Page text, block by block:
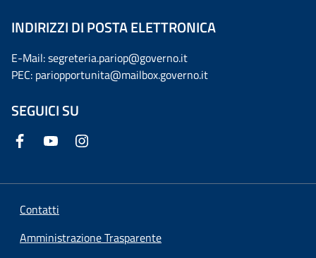
INDIRIZZI DI POSTA ELETTRONICA
E-Mail: segreteria.pariop@governo.it
PEC: pariopportunita@mailbox.governo.it
SEGUICI SU
Contatti
Amministrazione Trasparente